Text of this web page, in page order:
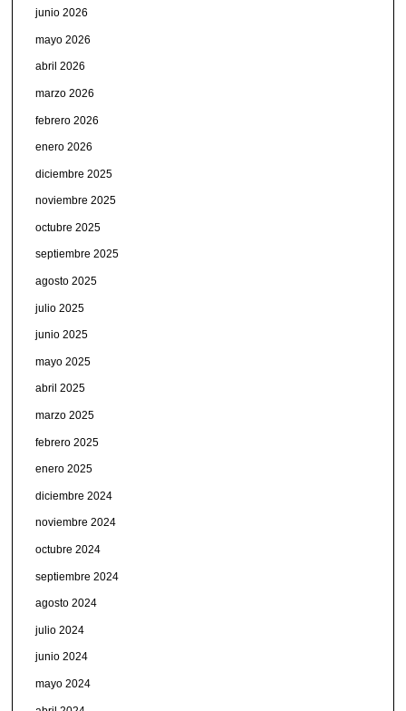
junio 2026
mayo 2026
abril 2026
marzo 2026
febrero 2026
enero 2026
diciembre 2025
noviembre 2025
octubre 2025
septiembre 2025
agosto 2025
julio 2025
junio 2025
mayo 2025
abril 2025
marzo 2025
febrero 2025
enero 2025
diciembre 2024
noviembre 2024
octubre 2024
septiembre 2024
agosto 2024
julio 2024
junio 2024
mayo 2024